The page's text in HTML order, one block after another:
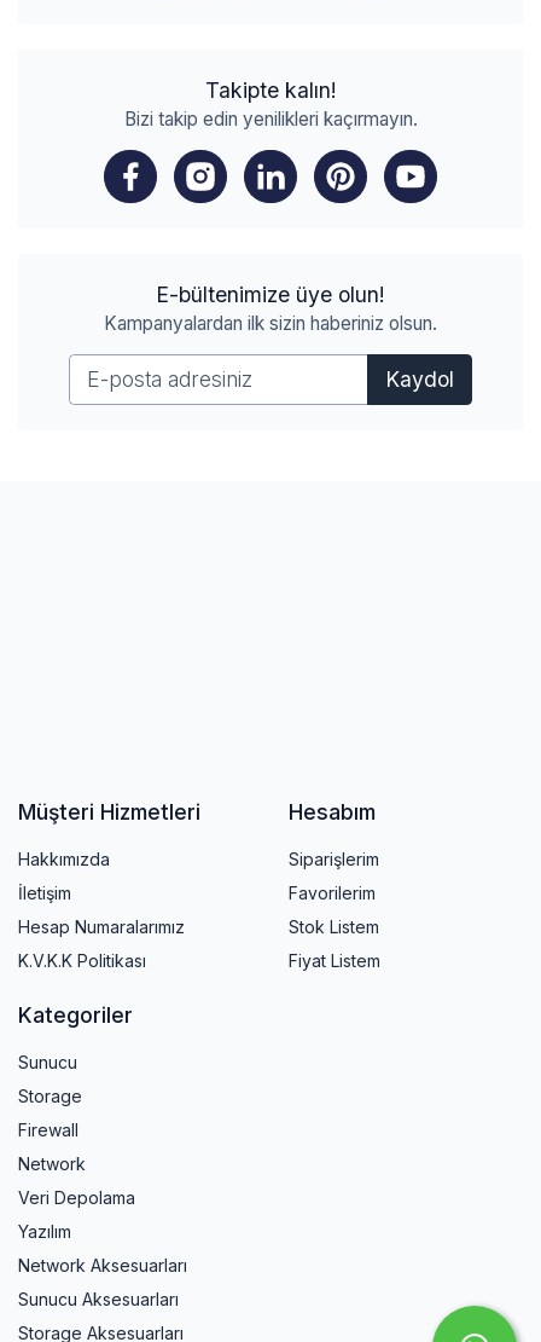
Takipte kalın!
Bizi takip edin yenilikleri kaçırmayın.
E-bültenimize üye olun!
Kampanyalardan ilk sizin haberiniz olsun.
Kaydol
Müşteri Hizmetleri
Hakkımızda
İletişim
Hesap Numaralarımız
K.V.K.K Politikası
Hesabım
Siparişlerim
Favorilerim
Stok Listem
Fiyat Listem
Kategoriler
Sunucu
Storage
Firewall
Network
Veri Depolama
Yazılım
Network Aksesuarları
Sunucu Aksesuarları
Storage Aksesuarları